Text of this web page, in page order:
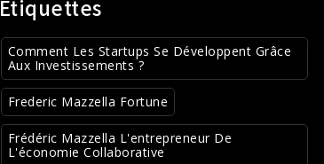
Étiquettes
Comment Les Startups Se Développent Grâce
Aux Investissements ?
Frederic Mazzella Fortune
Frédéric Mazzella L'entrepreneur De
L'économie Collaborative